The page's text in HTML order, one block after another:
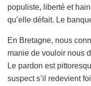
populiste, liberté et
qu’elle défait. Le
En Bretagne, nous
manie de vouloir nous
Le pardon est
suspect s’il redevient